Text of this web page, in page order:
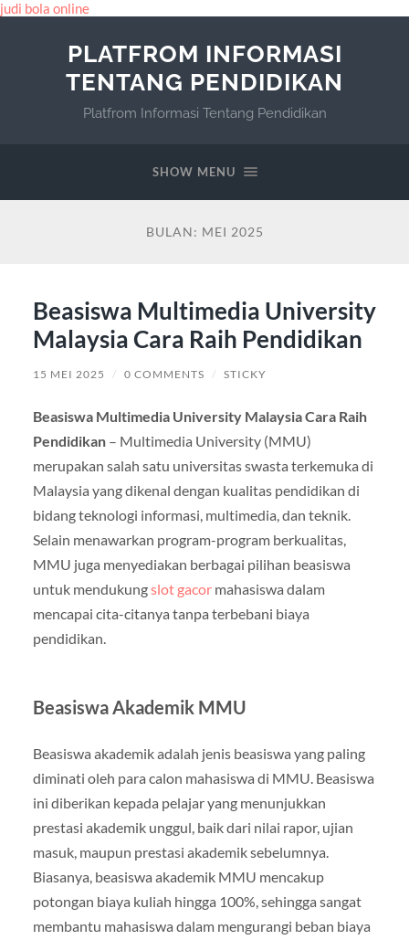
judi bola online
PLATFROM INFORMASI
TENTANG PENDIDIKAN
Platfrom Informasi Tentang Pendidikan
SHOW MENU
BULAN: MEI 2025
Beasiswa Multimedia University
Malaysia Cara Raih Pendidikan
15 MEI 2025 / 0 COMMENTS / STICKY
Beasiswa Multimedia University Malaysia Cara Raih
Pendidikan– Multimedia University (MMU)
merupakan salah satu universitas swasta terkemuka di
Malaysia yang dikenal dengan kualitas pendidikan di
bidang teknologi informasi, multimedia, dan teknik.
Selain menawarkan program-program berkualitas,
MMU juga menyediakan berbagai pilihan beasiswa
untuk mendukungslot gacormahasiswa dalam
mencapai cita-citanya tanpa terbebani biaya
pendidikan.
Beasiswa Akademik MMU
Beasiswa akademik adalah jenis beasiswa yang paling
diminati oleh para calon mahasiswa di MMU. Beasiswa
ini diberikan kepada pelajar yang menunjukkan
prestasi akademik unggul, baik dari nilai rapor, ujian
masuk, maupun prestasi akademik sebelumnya.
Biasanya, beasiswa akademik MMU mencakup
potongan biaya kuliah hingga 100%, sehingga sangat
membantu mahasiswa dalam mengurangi beban biaya